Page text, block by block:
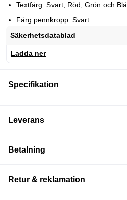
Textfärg: Svart, Röd, Grön och Blå
Färg pennkropp: Svart
Säkerhetsdatablad
Ladda ner
Specifikation
Leverans
Betalning
Retur & reklamation